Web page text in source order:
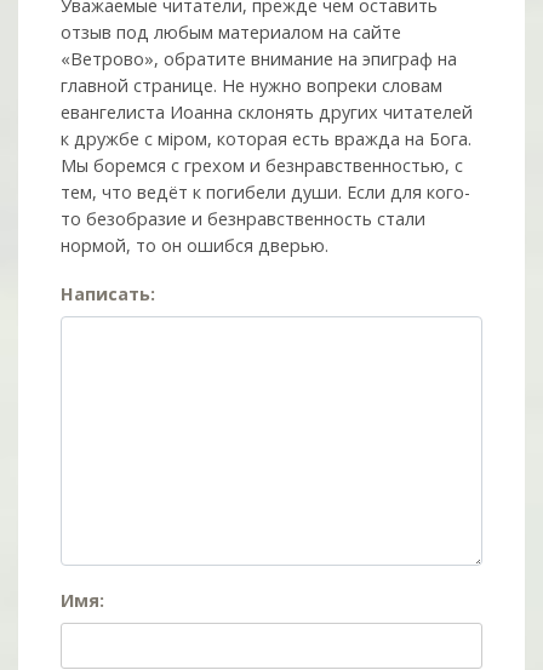
Уважаемые читатели, прежде чем оставить
отзыв под любым материалом на сайте
«Ветрово», обратите внимание на эпиграф на
главной странице. Не нужно вопреки словам
евангелиста Иоанна склонять других читателей
к дружбе с мiром, которая есть вражда на Бога.
Мы боремся с грехом и без­нрав­ствен­ностью, с
тем, что ведёт к погибели души. Если для кого-
то безобразие и безнравственность стали
нормой, то он ошибся дверью.
Написать:
Имя: